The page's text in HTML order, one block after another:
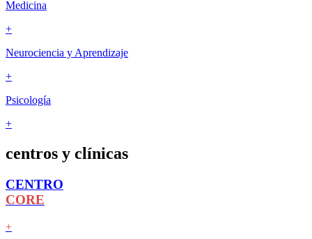
Medicina
+
Neurociencia y Aprendizaje
+
Psicología
+
centros y clínicas
CENTRO
CORE
+